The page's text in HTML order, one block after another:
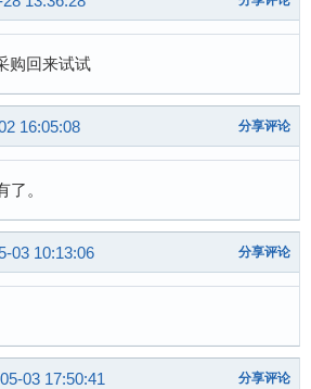
购回来试试
16:05:08 分享评论
了。
03 10:13:06 分享评论
03 17:50:41 分享评论